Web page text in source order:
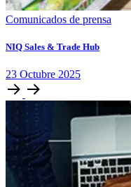
Comunicados de prensa
NIQ Sales & Trade Hub
23 Octubre 2025